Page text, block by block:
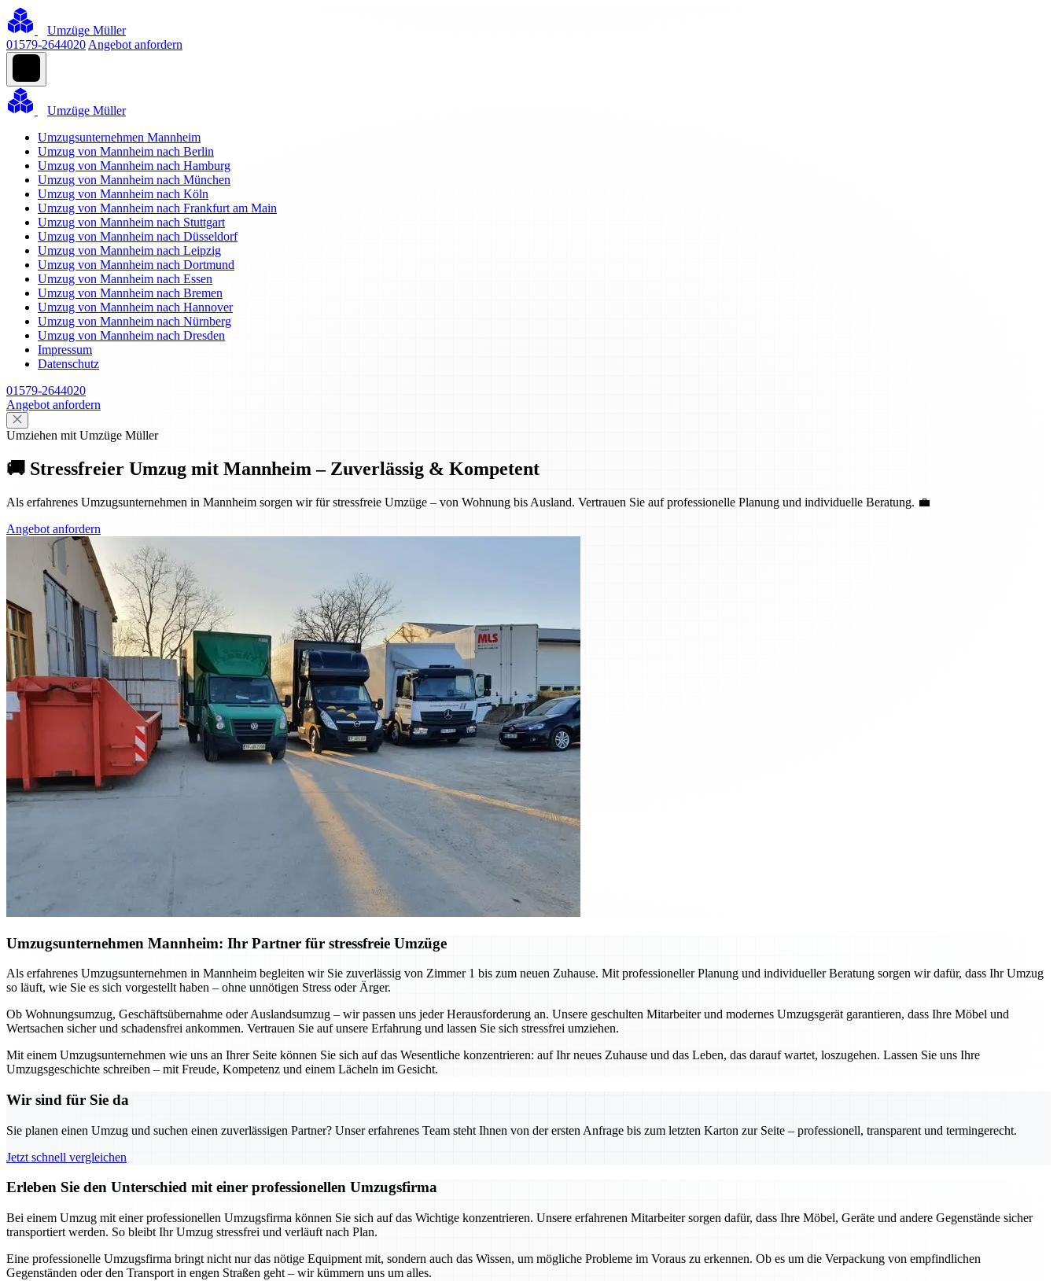
Umzüge Müller
01579-2644020 Angebot anfordern
Umzüge Müller
Umzugsunternehmen Mannheim
Umzug von Mannheim nach Berlin
Umzug von Mannheim nach Hamburg
Umzug von Mannheim nach München
Umzug von Mannheim nach Köln
Umzug von Mannheim nach Frankfurt am Main
Umzug von Mannheim nach Stuttgart
Umzug von Mannheim nach Düsseldorf
Umzug von Mannheim nach Leipzig
Umzug von Mannheim nach Dortmund
Umzug von Mannheim nach Essen
Umzug von Mannheim nach Bremen
Umzug von Mannheim nach Hannover
Umzug von Mannheim nach Nürnberg
Umzug von Mannheim nach Dresden
Impressum
Datenschutz
01579-2644020
Angebot anfordern
Umziehen mit Umzüge Müller
🚚 Stressfreier Umzug mit Mannheim – Zuverlässig & Kompetent
Als erfahrenes Umzugsunternehmen in Mannheim sorgen wir für stressfreie Umzüge – von Wohnung bis Ausland. Vertrauen Sie auf professionelle Planung und individuelle Beratung. 💼
Angebot anfordern
Umzugsunternehmen Mannheim: Ihr Partner für stressfreie Umzüge
Als erfahrenes Umzugsunternehmen in Mannheim begleiten wir Sie zuverlässig von Zimmer 1 bis zum neuen Zuhause. Mit professioneller Planung und individueller Beratung sorgen wir dafür, dass Ihr Umzug
so läuft, wie Sie es sich vorgestellt haben – ohne unnötigen Stress oder Ärger.
Ob Wohnungsumzug, Geschäftsübernahme oder Auslandsumzug – wir passen uns jeder Herausforderung an. Unsere geschulten Mitarbeiter und modernes Umzugsgerät garantieren, dass Ihre Möbel und
Wertsachen sicher und schadensfrei ankommen. Vertrauen Sie auf unsere Erfahrung und lassen Sie sich stressfrei umziehen.
Mit einem Umzugsunternehmen wie uns an Ihrer Seite können Sie sich auf das Wesentliche konzentrieren: auf Ihr neues Zuhause und das Leben, das darauf wartet, loszugehen. Lassen Sie uns Ihre
Umzugsgeschichte schreiben – mit Freude, Kompetenz und einem Lächeln im Gesicht.
Wir sind für Sie da
Sie planen einen Umzug und suchen einen zuverlässigen Partner? Unser erfahrenes Team steht Ihnen von der ersten Anfrage bis zum letzten Karton zur Seite – professionell, transparent und termingerecht.
Jetzt schnell vergleichen
Erleben Sie den Unterschied mit einer professionellen Umzugsfirma
Bei einem Umzug mit einer professionellen Umzugsfirma können Sie sich auf das Wichtige konzentrieren. Unsere erfahrenen Mitarbeiter sorgen dafür, dass Ihre Möbel, Geräte und andere Gegenstände sicher
transportiert werden. So bleibt Ihr Umzug stressfrei und verläuft nach Plan.
Eine professionelle Umzugsfirma bringt nicht nur das nötige Equipment mit, sondern auch das Wissen, um mögliche Probleme im Voraus zu erkennen. Ob es um die Verpackung von empfindlichen
Gegenständen oder den Transport in engen Straßen geht – wir kümmern uns um alles.